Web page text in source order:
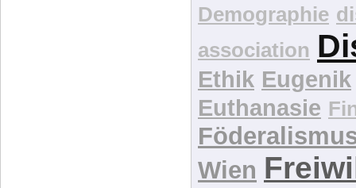
Demographie
association
Ethik Eugenik
Euthanasie
Wien